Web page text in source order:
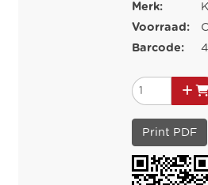
Merk:
Voorraad:
Barcode:
Print PDF